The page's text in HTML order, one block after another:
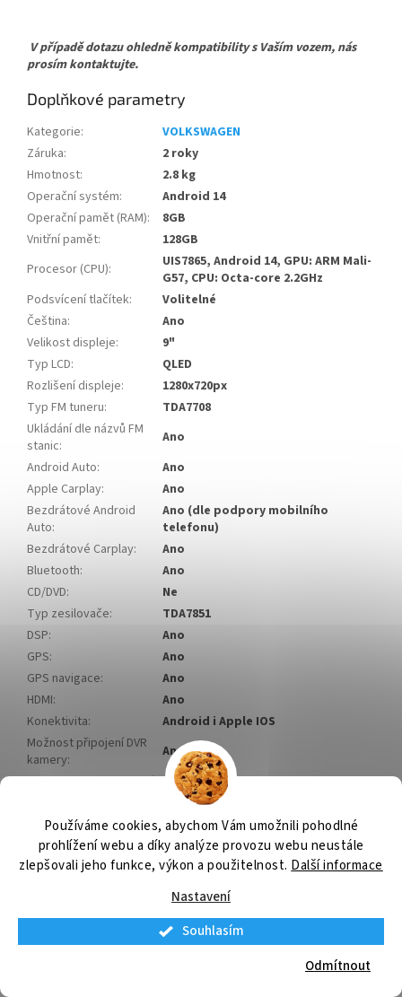
Používáme cookies, abychom Vám umožnili pohodlné
prohlížení webu a díky analýze provozu webu neustále
zlepšovali jeho funkce, výkon a použitelnost. Další informace
Nastavení
Odmítnout
Souhlasím
V případě dotazu ohledně kompatibility s Vaším vozem, nás
prosím kontaktujte.
Doplňkové parametry
Kategorie:
VOLKSWAGEN
Záruka:
2 roky
Hmotnost:
2.8 kg
Operační systém:
Android 14
Operační pamět (RAM):
8GB
Vnitřní pamět:
128GB
Procesor (CPU):
UIS7865, Android 14, GPU: ARM Mali-
G57, CPU: Octa-core 2.2GHz
Podsvícení tlačítek:
Volitelné
Čeština:
Ano
Velikost displeje:
9"
Typ LCD:
QLED
Rozlišení displeje:
1280x720px
Typ FM tuneru:
TDA7708
Ukládání dle názvů FM
stanic:
Ano
Android Auto:
Ano
Apple Carplay:
Ano
Bezdrátové Android
Auto:
Ano (dle podpory mobilního
telefonu)
Bezdrátové Carplay:
Ano
Bluetooth:
Ano
CD/DVD:
Ne
Typ zesilovače:
TDA7851
DSP:
Ano
GPS:
Ano
GPS navigace:
Ano
HDMI:
Ano
Konektivita:
Android i Apple IOS
Možnost připojení DVR
kamery:
Ano
Podpora AHD parkovací
Ano
Podpora MF volantu:
Ano
Podpora originálních
parkovacích senzorů:
Ano
Ano
Přehrávání videa:
Ano
RDS:
Ano